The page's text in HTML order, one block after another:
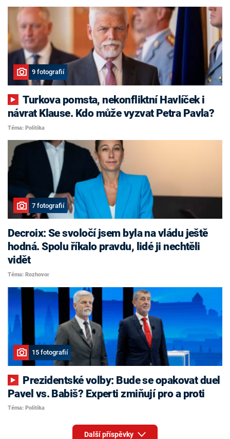
9 fotografií
Turkova pomsta, nekonfliktní Havlíček i
návrat Klause. Kdo může vyzvat Petra Pavla?
Téma: Politika
7 fotografií
Decroix: Se svoločí jsem byla na vládu ještě
hodná. Spolu říkalo pravdu, lidé ji nechtěli
vidět
Téma: Rozhovor
15 fotografií
Pavel vs. Babiš? Experti zmiňují pro a proti
Téma: Politika
Další příspěvky